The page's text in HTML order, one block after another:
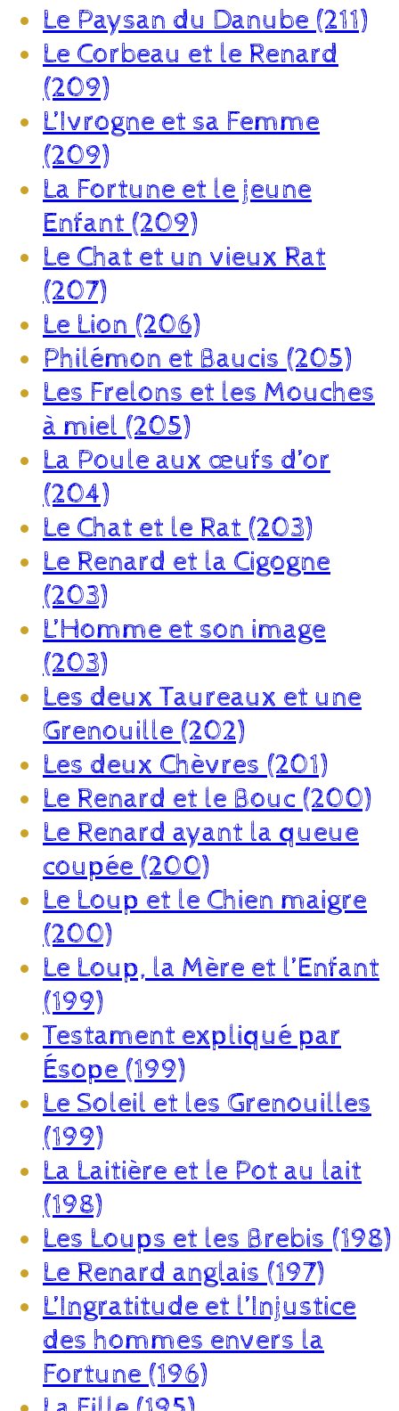
Le Paysan du Danube (211)
Le Corbeau et le Renard
(209)
L’Ivrogne et sa Femme
(209)
La Fortune et le jeune
Enfant (209)
Le Chat et un vieux Rat
(207)
Le Lion (206)
Philémon et Baucis (205)
Les Frelons et les Mouches
à miel (205)
La Poule aux œufs d’or
(204)
Le Chat et le Rat (203)
Le Renard et la Cigogne
(203)
L’Homme et son image
(203)
Les deux Taureaux et une
Grenouille (202)
Les deux Chèvres (201)
Le Renard et le Bouc (200)
Le Renard ayant la queue
coupée (200)
Le Loup et le Chien maigre
(200)
Le Loup, la Mère et l’Enfant
(199)
Testament expliqué par
Ésope (199)
Le Soleil et les Grenouilles
(199)
La Laitière et le Pot au lait
(198)
Les Loups et les Brebis (198)
Le Renard anglais (197)
L’Ingratitude et l’Injustice
des hommes envers la
Fortune (196)